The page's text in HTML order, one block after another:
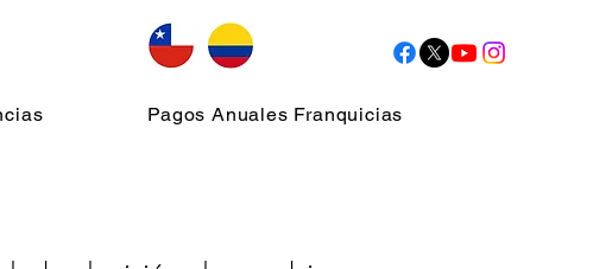
Pagos Anuales Franquicias